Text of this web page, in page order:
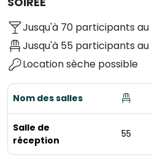
Jusqu'à 70 participants
Jusqu'à 55 participants
Location sèche possible
Nom des salles
Salle de
réception
55